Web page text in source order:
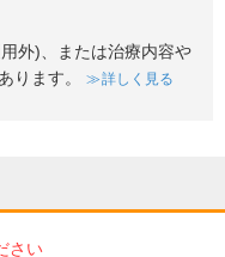
外)、または治療内容や
ります。
詳しく見る
さい